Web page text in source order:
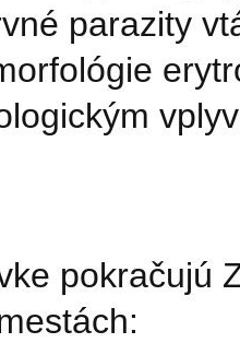
parazity
pokračujú